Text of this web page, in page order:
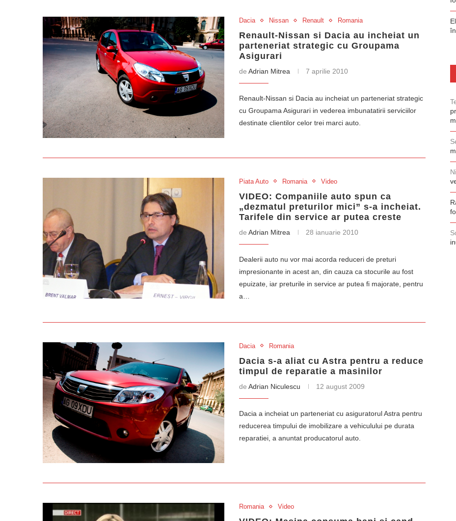
Dacia Nissan Renault Romania
Renault-Nissan si Dacia au incheiat un
parteneriat strategic cu Groupama
Asigurari
de Adrian Mitrea 7 aprilie 2010
Renault-Nissan si Dacia au incheiat un parteneriat strategic
cu Groupama Asigurari in vederea imbunatatirii serviciilor
destinate clientilor celor trei marci auto.
Piata Auto Romania Video
VIDEO: Companiile auto spun ca
„dezmatul preturilor mici” s-a incheiat.
Tarifele din service ar putea creste
de Adrian Mitrea 28 ianuarie 2010
Dealerii auto nu vor mai acorda reduceri de preturi
impresionante in acest an, din cauza ca stocurile au fost
epuizate, iar preturile in service ar putea fi majorate, pentru
a…
Dacia Romania
Dacia s-a aliat cu Astra pentru a reduce
timpul de reparatie a masinilor
de Adrian Niculescu 12 august 2009
Dacia a incheiat un parteneriat cu asiguratorul Astra pentru
reducerea timpului de imobilizare a vehiculului pe durata
reparatiei, a anuntat producatorul auto.
Romania Video